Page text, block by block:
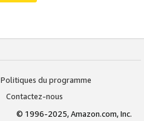
Politiques du programme
Contactez-nous
© 1996-2025, Amazon.com, Inc.